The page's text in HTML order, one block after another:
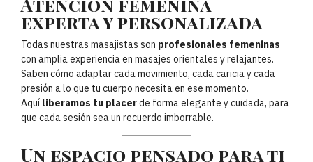
experta y personalizada
Todas nuestras masajistas son profesionales femeninas
con amplia experiencia en masajes orientales y relajantes.
Saben cómo adaptar cada movimiento, cada caricia y cada
presión a lo que tu cuerpo necesita en ese momento.
Aquí liberamos tu placerde forma elegante y cuidada, para
que cada sesión sea un recuerdo imborrable.
Un espacio pensado para ti